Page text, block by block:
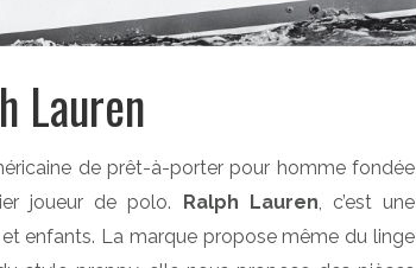
Lauren
de prêt-à-porter pour homme fondée
joueur de polo. Ralph Lauren , c’est une
enfants. La marque propose même du linge